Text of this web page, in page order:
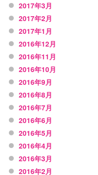
2017年3月
2017年2月
2017年1月
2016年12月
2016年11月
2016年10月
2016年9月
2016年8月
2016年7月
2016年6月
2016年5月
2016年4月
2016年3月
2016年2月